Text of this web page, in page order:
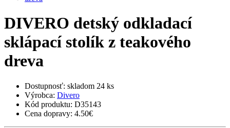
DIVERO detský odkladací
sklápací stolík z teakového
dreva
Dostupnosť: skladom 24 ks
Výrobca: Divero
Kód produktu: D35143
Cena dopravy: 4.50€